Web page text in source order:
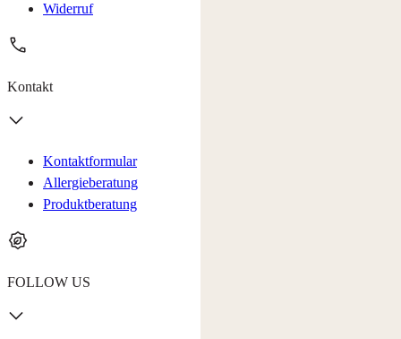
Widerruf
Kontakt
Kontaktformular
Allergieberatung
Produktberatung
FOLLOW US